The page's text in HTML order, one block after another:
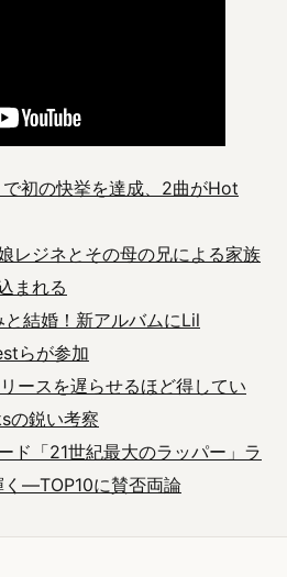
初の快挙を達成、2曲がHot
レジネとその母の兄による家族
まれる
結婚！新アルバムにLil
らが参加
ースを遅らせるほど得してい
の鋭い考察
ド「21世紀最大のラッパー」ラ
く―TOP10に賛否両論